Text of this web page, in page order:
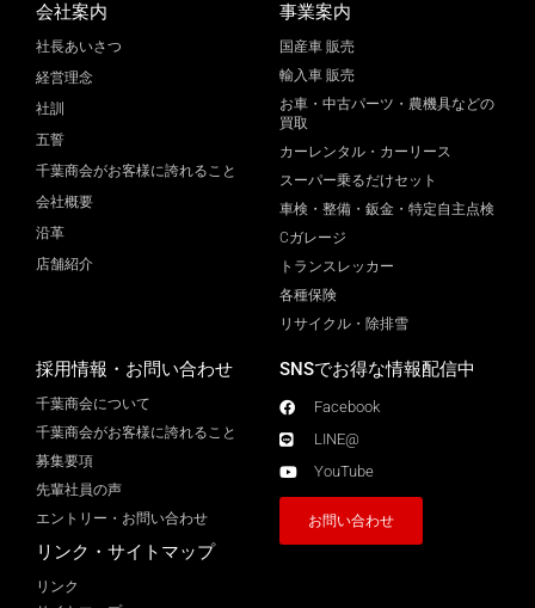
会社案内
社長あいさつ
経営理念
社訓
五誓
千葉商会がお客様に誇れること
会社概要
沿革
店舗紹介
事業案内
国産車 販売
輸入車 販売
お車・中古パーツ・農機具などの
買取
カーレンタル・カーリース
スーパー乗るだけセット
車検・整備・鈑金・特定自主点検
Cガレージ
トランスレッカー
各種保険
リサイクル・除排雪
採用情報・お問い合わせ
千葉商会について
千葉商会がお客様に誇れること​
募集要項
先輩社員の声
エントリー・お問い合わせ
リンク・サイトマップ
リンク
SNSでお得な情報配信中
Facebook
LINE@
YouTube
お問い合わせ